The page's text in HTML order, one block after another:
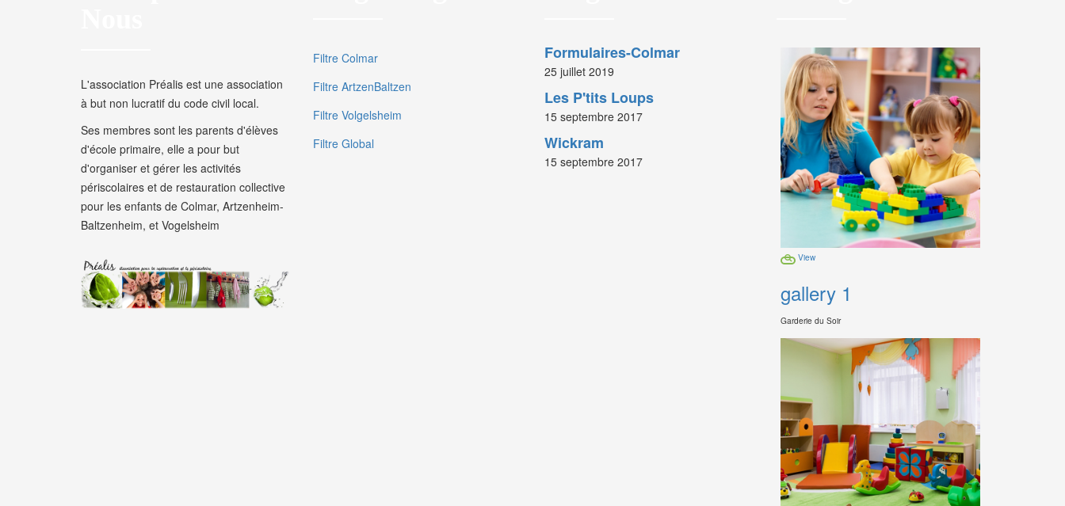
L'association Préalis est une association
à but non lucratif du code civil local.
Ses membres sont les parents d'élèves
d'école primaire, elle a pour but
d'organiser et gérer les activités
périscolaires et de restauration collective
pour les enfants de Colmar, Artzenheim-
Baltzenheim, et Vogelsheim
Filtre Colmar
Filtre ArtzenBaltzen
Filtre Volgelsheim
Filtre Global
Formulaires-Colmar
25 juillet 2019
Les P'tits Loups
15 septembre 2017
Wickram
15 septembre 2017
View
gallery 1
Garderie du Soir